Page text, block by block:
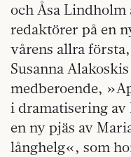
och Åsa
redaktörer på en
vårens allra
Susanna
medberoende,
i dramatisering
en ny pjäs av
långhelg«, som